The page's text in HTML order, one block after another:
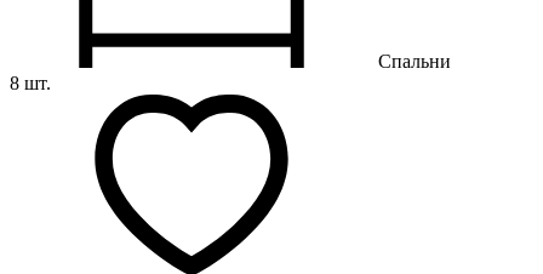
Спальни
8 шт.